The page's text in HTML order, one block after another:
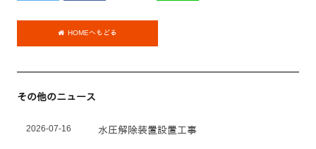
HOMEへもどる
その他のニュース
2026-07-16 水圧解除装置設置工事